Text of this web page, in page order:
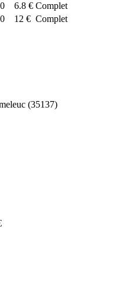
6.8 € Complet
12 € Complet
(35137)